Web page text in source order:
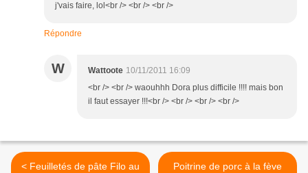
j'vais faire, lol<br /> <br /> <br />
Répondre
W Wattoote 10/11/2011 16:09
<br /> <br /> waouhhh Dora plus difficile !!!! mais bon
il faut essayer !!!<br /> <br /> <br /> <br />
< Feuilletés de pâte Filo au
Poitrine de porc à la fève